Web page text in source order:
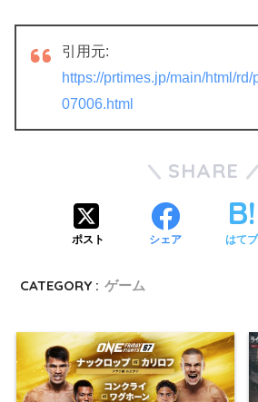
引用元:
https://prtimes.jp/main/html/
07006.html
SHARE
ポスト シェア はてブ
CATEGORY : ゲーム